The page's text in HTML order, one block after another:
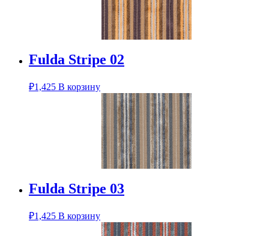
Fulda Stripe 02
₽1,425 В корзину
Fulda Stripe 03
₽1,425 В корзину